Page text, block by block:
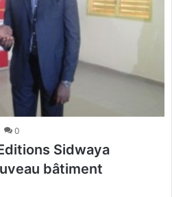
0
Sidwaya
bâtiment